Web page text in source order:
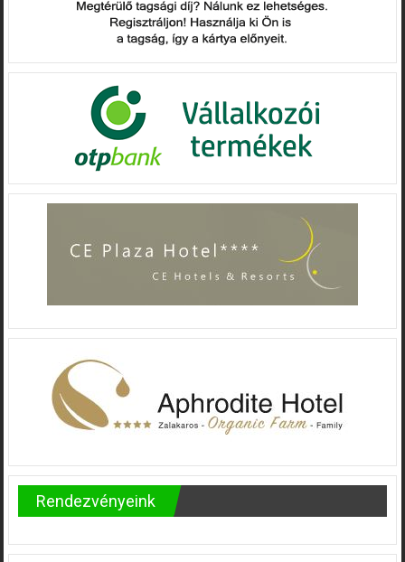
Rendezvényeink